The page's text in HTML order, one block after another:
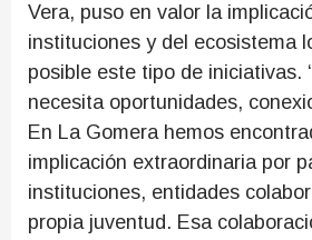
Vera, puso en valor la
instituciones y del ecosistema
posible este tipo de iniciativas.
necesita oportunidades,
En La Gomera hemos
implicación extraordinaria por
instituciones, entidades
propia juventud. Esa